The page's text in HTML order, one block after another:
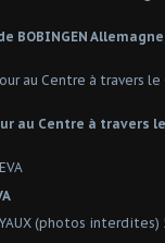
BOBINGEN
au Centre à travers le